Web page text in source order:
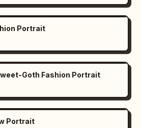
Portrait
Goth Fashion Portrait
Portrait